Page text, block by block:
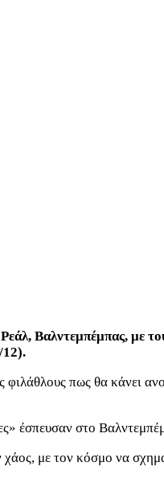
Βαλντεμπέμπας, με
12).
πως θα κάνει
έσπευσαν στο
με τον κόσμο να